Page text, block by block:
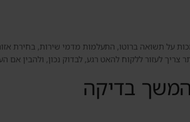
על תשואה ברוטו, התעלמות מדמי שירות, בחירת
צריך לעזור ללקוח להאט רגע, לבדוק נכון, ולהבין
בדיקה